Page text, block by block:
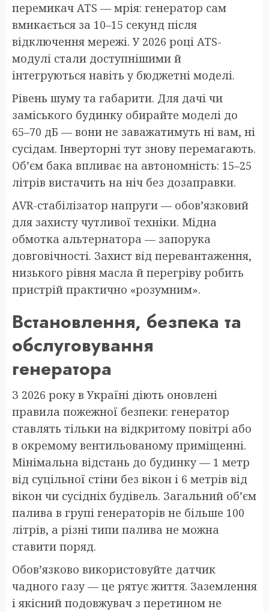
перемикач ATS — мрія: генератор сам
вмикається за 10–15 секунд після
відключення мережі. У 2026 році ATS-
модулі стали доступнішими й
інтегруються навіть у бюджетні моделі.
Рівень шуму та габарити. Для дачі чи
заміського будинку обирайте моделі до
65–70 дБ — вони не заважатимуть ні вам, ні
сусідам. Інверторні тут знову перемагають.
Об’єм бака впливає на автономність: 15–25
літрів вистачить на ніч без дозаправки.
AVR-стабілізатор напруги — обов’язковий
для захисту чутливої техніки. Мідна
обмотка альтернатора — запорука
довговічності. Захист від перевантаження,
низького рівня масла й перегріву робить
пристрій практично «розумним».
Встановлення, безпека та
обслуговування
генератора
З 2026 року в Україні діють оновлені
правила пожежної безпеки: генератор
ставлять тільки на відкритому повітрі або
в окремому вентильованому приміщенні.
Мінімальна відстань до будинку — 1 метр
від суцільної стіни без вікон і 6 метрів від
вікон чи сусідніх будівель. Загальний об’єм
палива в групі генераторів не більше 100
літрів, а різні типи палива не можна
ставити поряд.
Обов’язково використовуйте датчик
чадного газу — це рятує життя. Заземлення
і якісний подовжувач з перетином не